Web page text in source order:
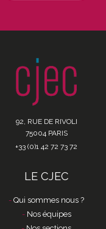
92, RUE DE RIVOLI
75004 PARIS
+33 (0)1 42 72 73 72
LE CJEC
Qui sommes nous ?
Nos équipes